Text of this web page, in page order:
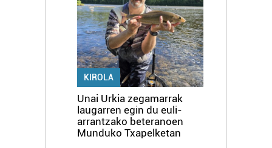
KIROLA
Unai Urkia zegamarrak
laugarren egin du euli-
arrantzako beteranoen
Munduko Txapelketan